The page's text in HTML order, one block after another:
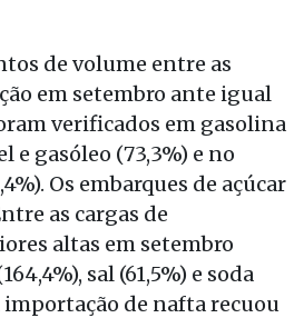
de volume entre as
em setembro ante igual
verificados em gasolina
e gasóleo (73,3%) e no
Os embarques de açúcar
as cargas de
altas em setembro
sal (61,5%) e soda
importação de nafta recuou